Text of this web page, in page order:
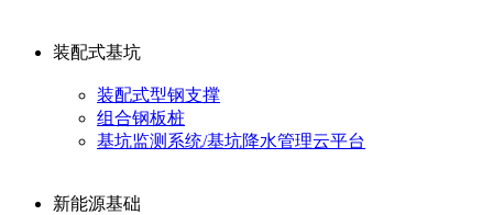
装配式基坑
装配式型钢支撑
组合钢板桩
基坑监测系统/基坑降水管理云平台
新能源基础